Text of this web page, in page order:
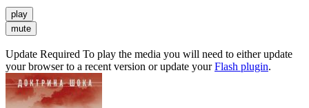
play
mute
Update Required To play the media you will need to either update
your browser to a recent version or update yourFlash plugin.